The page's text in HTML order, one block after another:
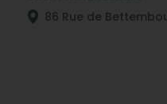
86 Rue de